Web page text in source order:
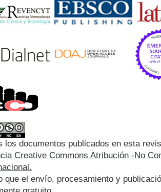
los documentos publicados en esta
Creative Commons Atribución -No
que el envío, procesamiento y